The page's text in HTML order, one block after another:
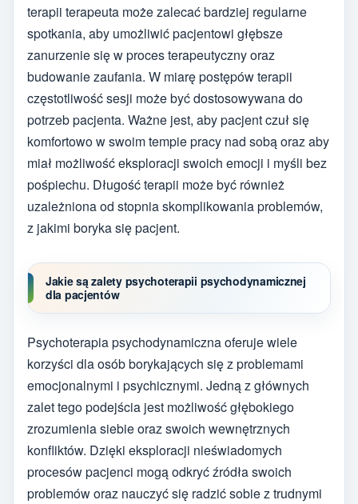
terapii terapeuta może zalecać bardziej regularne
spotkania, aby umożliwić pacjentowi głębsze
zanurzenie się w proces terapeutyczny oraz
budowanie zaufania. W miarę postępów terapii
częstotliwość sesji może być dostosowywana do
potrzeb pacjenta. Ważne jest, aby pacjent czuł się
komfortowo w swoim tempie pracy nad sobą oraz aby
miał możliwość eksploracji swoich emocji i myśli bez
pośpiechu. Długość terapii może być również
uzależniona od stopnia skomplikowania problemów,
z jakimi boryka się pacjent.
Jakie są zalety psychoterapii psychodynamicznej
dla pacjentów
Psychoterapia psychodynamiczna oferuje wiele
korzyści dla osób borykających się z problemami
emocjonalnymi i psychicznymi. Jedną z głównych
zalet tego podejścia jest możliwość głębokiego
zrozumienia siebie oraz swoich wewnętrznych
konfliktów. Dzięki eksploracji nieświadomych
procesów pacjenci mogą odkryć źródła swoich
problemów oraz nauczyć się radzić sobie z trudnymi